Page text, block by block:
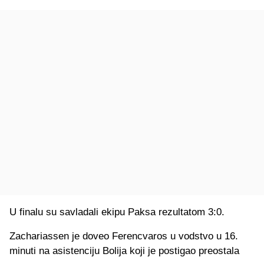
U finalu su savladali ekipu Paksa rezultatom 3:0.
Zachariassen je doveo Ferencvaros u vodstvo u 16.
minuti na asistenciju Bolija koji je postigao preostala